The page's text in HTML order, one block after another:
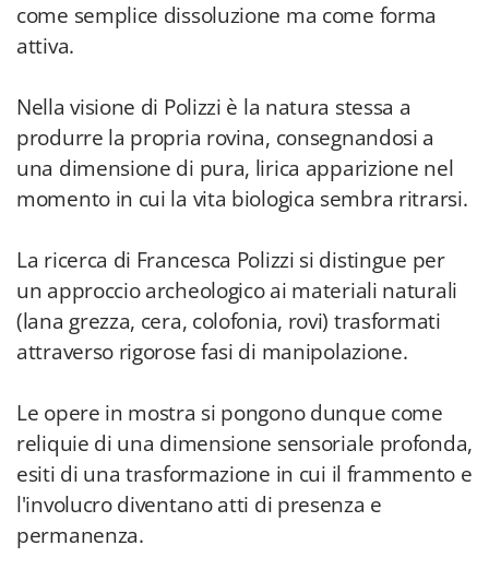
come semplice dissoluzione ma come forma
attiva.
Nella visione di Polizzi è la natura stessa a
produrre la propria rovina, consegnandosi a
una dimensione di pura, lirica apparizione nel
momento in cui la vita biologica sembra ritrarsi.
La ricerca di Francesca Polizzi si distingue per
un approccio archeologico ai materiali naturali
(lana grezza, cera, colofonia, rovi) trasformati
attraverso rigorose fasi di manipolazione.
Le opere in mostra si pongono dunque come
reliquie di una dimensione sensoriale profonda,
esiti di una trasformazione in cui il frammento e
l'involucro diventano atti di presenza e
permanenza.